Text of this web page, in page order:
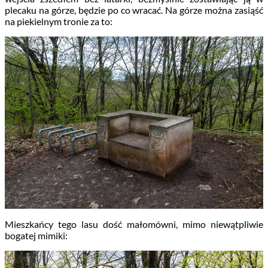
plecaku na górze, będzie po co wracać. Na górze można zasiąść
na piekielnym tronie za to:
Mieszkańcy tego lasu dość małomówni, mimo niewątpliwie
bogatej mimiki: